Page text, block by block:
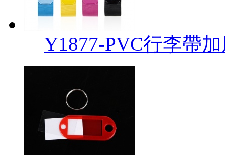
Y1877-PVC行李帶